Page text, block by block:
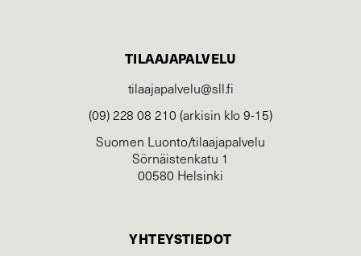
TILAAJAPALVELU
tilaajapalvelu@sll.fi
(09) 228 08 210 (arkisin klo 9-15)
Suomen Luonto/tilaajapalvelu
Sörnäistenkatu 1
00580 Helsinki
YHTEYSTIEDOT